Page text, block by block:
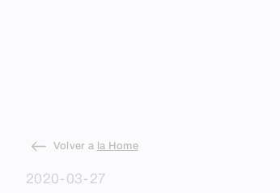
content
Volver a la Home
2020-03-27